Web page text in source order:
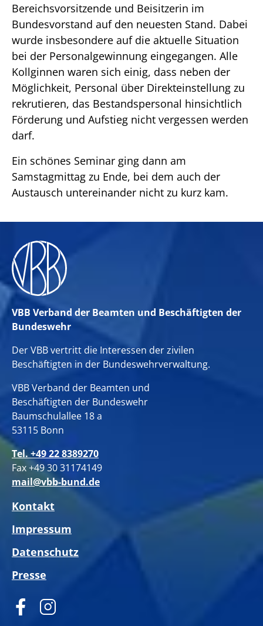
Bereichsvorsitzende und Beisitzerin im
Bundesvorstand auf den neuesten Stand. Dabei
wurde insbesondere auf die aktuelle Situation
bei der Personalgewinnung eingegangen. Alle
Kollginnen waren sich einig, dass neben der
Möglichkeit, Personal über Direkteinstellung zu
rekrutieren, das Bestandspersonal hinsichtlich
Förderung und Aufstieg nicht vergessen werden
darf.
Ein schönes Seminar ging dann am
Samstagmittag zu Ende, bei dem auch der
Austausch untereinander nicht zu kurz kam.
VBB Verband der Beamten und Beschäftigten der
Bundeswehr
Der VBB vertritt die Interessen der zivilen
Beschäftigten in der Bundeswehrverwaltung.
VBB Verband der Beamten und
Beschäftigten der Bundeswehr
Baumschulallee 18 a
53115 Bonn
Tel. +49 22 8389270
Fax +49 30 31174149
mail@vbb-bund.de
Kontakt
Impressum
Datenschutz
Presse